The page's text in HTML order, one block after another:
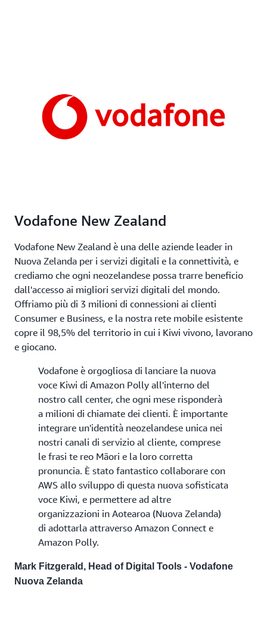
Vodafone New Zealand
Vodafone New Zealand è una delle aziende leader in
Nuova Zelanda per i servizi digitali e la connettività, e
crediamo che ogni neozelandese possa trarre beneficio
dall'accesso ai migliori servizi digitali del mondo.
Offriamo più di 3 milioni di connessioni ai clienti
Consumer e Business, e la nostra rete mobile esistente
copre il 98,5% del territorio in cui i Kiwi vivono, lavorano
e giocano.
Vodafone è orgogliosa di lanciare la nuova
voce Kiwi di Amazon Polly all'interno del
nostro call center, che ogni mese risponderà
a milioni di chiamate dei clienti. È importante
integrare un'identità neozelandese unica nei
nostri canali di servizio al cliente, comprese
le frasi te reo Māori e la loro corretta
pronuncia. È stato fantastico collaborare con
AWS allo sviluppo di questa nuova sofisticata
voce Kiwi, e permettere ad altre
organizzazioni in Aotearoa (Nuova Zelanda)
di adottarla attraverso Amazon Connect e
Amazon Polly.
Mark Fitzgerald, Head of Digital Tools - Vodafone
Nuova Zelanda